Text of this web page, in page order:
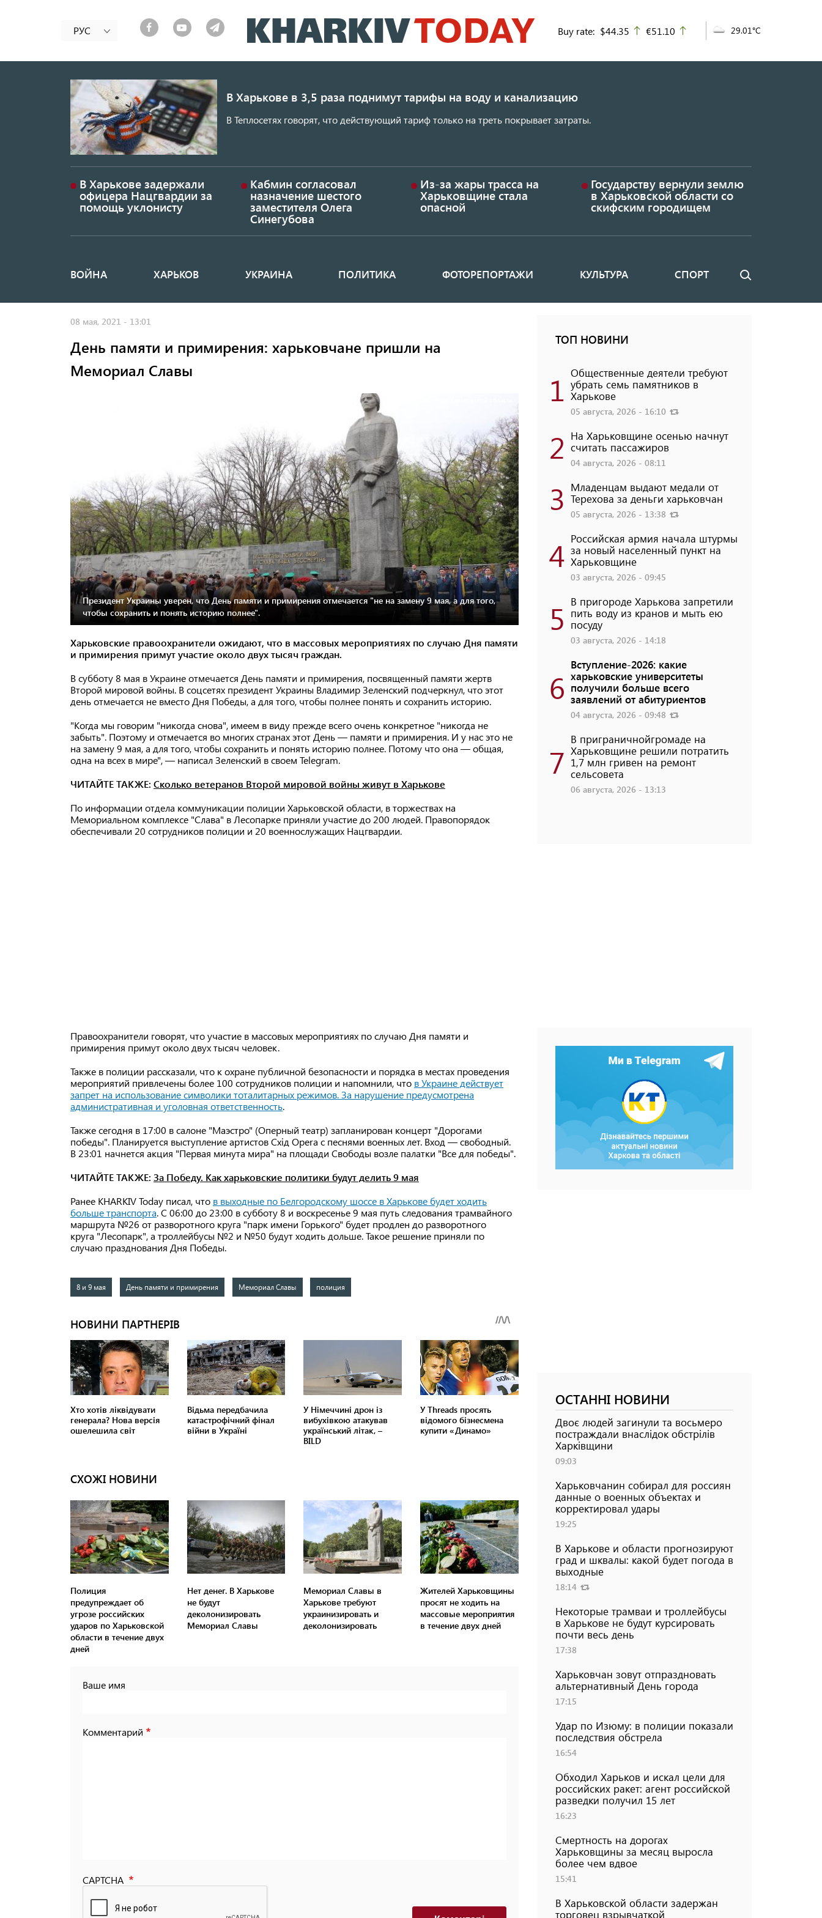
к
основному
РУС Buy rate: $44.35 up
€51.10 29.01°C
В Харькове в 3,5 раза поднимут тарифы на воду и канализацию
В Теплосетях говорят, что действующий тариф только на треть покрывает затраты.
В Харькове задержали
офицера Нацгвардии за
помощь уклонисту
Кабмин согласовал
назначение шестого
заместителя Олега
Синегубова
Из-за жары трасса на
Харьковщине стала
опасной
Государству вернули землю
в Харьковской области со
скифским городищем
Основная
ВОЙНА ХАРЬКОВ УКРАИНА ПОЛИТИКА ФОТОРЕПОРТАЖИ КУЛЬТУРА СПОРТ Поиск
08 мая, 2021 - 13:01
День памяти и примирения: харьковчане пришли на
Мемориал Славы
Президент Украины уверен, что День памяти и примирения отмечается "не на замену 9 мая, а для того,
чтобы сохранить и понять историю полнее".
Харьковские правоохранители ожидают, что в массовых мероприятиях по случаю Дня памяти
и примирения примут участие около двух тысяч граждан.
В субботу 8 мая в Украине отмечается День памяти и примирения, посвященный памяти жертв
Второй мировой войны. В соцсетях президент Украины Владимир Зеленский подчеркнул, что этот
день отмечается не вместо Дня Победы, а для того, чтобы полнее понять и сохранить историю.
"Когда мы говорим "никогда снова", имеем в виду прежде всего очень конкретное "никогда не
забыть". Поэтому и отмечается во многих странах этот День — памяти и примирения. И у нас это не
на замену 9 мая, а для того, чтобы сохранить и понять историю полнее. Потому что она — общая,
одна на всех в мире", — написал Зеленский в своем Telegram.
ЧИТАЙТЕ ТАКЖЕ: Сколько ветеранов Второй мировой войны живут в Харькове
По информации отдела коммуникации полиции Харьковской области, в торжествах на
Мемориальном комплексе "Слава" в Лесопарке приняли участие до 200 людей. Правопорядок
обеспечивали 20 сотрудников полиции и 20 военнослужащих Нацгвардии.
Правоохранители говорят, что участие в массовых мероприятиях по случаю Дня памяти и
примирения примут около двух тысяч человек.
Также в полиции рассказали, что к охране публичной безопасности и порядка в местах проведения
мероприятий привлечены более 100 сотрудников полиции и напомнили, что в Украине действует
запрет на использование символики тоталитарных режимов. За нарушение предусмотрена
административная и уголовная ответственность.
Также сегодня в 17:00 в салоне "Маэстро" (Оперный театр) запланирован концерт "Дорогами
победы". Планируется выступление артистов Схід Opera с песнями военных лет. Вход — свободный.
В 23:01 начнется акция "Первая минута мира" на площади Свободы возле палатки "Все для победы".
ЧИТАЙТЕ ТАКЖЕ: За Победу. Как харьковские политики будут делить 9 мая
Ранее KHARKIV Today писал, что в выходные по Белгородскому шоссе в Харькове будет ходить
больше транспорта. С 06:00 до 23:00 в субботу 8 и воскресенье 9 мая путь следования трамвайного
маршрута №26 от разворотного круга "парк имени Горького" будет продлен до разворотного
круга "Лесопарк", а троллейбусы №2 и №50 будут ходить дольше. Такое решение приняли по
случаю празднования Дня Победы.
8 и 9 мая День памяти и примирения Мемориал Славы полиция
СХОЖІ НОВИНИ
Полиция
предупреждает об
угрозе российских
ударов по Харьковской
области в течение двух
дней
Нет денег. В Харькове
не будут
деколонизировать
Мемориал Славы
Мемориал Славы в
Харькове требуют
украинизировать и
деколонизировать
Жителей Харьковщины
просят не ходить на
массовые мероприятия
в течение двух дней
Ваше имя
Комментарий
CAPTCHA
ТОП НОВИНИ
1 Общественные деятели требуют
убрать семь памятников в
Харькове
05 августа, 2026 - 16:10
2 На Харьковщине осенью начнут
считать пассажиров
04 августа, 2026 - 08:11
3 Младенцам выдают медали от
Терехова за деньги харьковчан
05 августа, 2026 - 13:38
4 Российская армия начала штурмы
за новый населенный пункт на
Харьковщине
03 августа, 2026 - 09:45
5 В пригороде Харькова запретили
пить воду из кранов и мыть ею
посуду
03 августа, 2026 - 14:18
6
Вступление-2026: какие
харьковские университеты
получили больше всего
заявлений от абитуриентов
04 августа, 2026 - 09:48
7
В приграничнойгромаде на
Харьковщине решили потратить
1,7 млн ​​гривен на ремонт
сельсовета
06 августа, 2026 - 13:13
ОСТАННІ НОВИНИ
Двоє людей загинули та восьмеро
постраждали внаслідок обстрілів
Харківщини
09:03
Харьковчанин собирал для россиян
данные о военных объектах и ​​
корректировал удары
19:25
В Харькове и области прогнозируют
град и шквалы: какой будет погода в
выходные
18:14
Некоторые трамваи и троллейбусы
в Харькове не будут курсировать
почти весь день
17:38
Харьковчан зовут отпраздновать
альтернативный День города
17:15
Удар по Изюму: в полиции показали
последствия обстрела
16:54
Обходил Харьков и искал цели для
российских ракет: агент российской
разведки получил 15 лет
16:23
Смертность на дорогах
Харьковщины за месяц выросла
более чем вдвое
15:41
В Харьковской области задержан
торговец взрывчаткой